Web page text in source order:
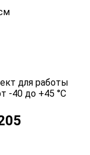
для работы
-40 до +45 °С